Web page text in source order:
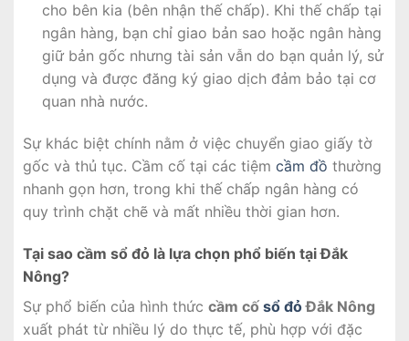
cho bên kia (bên nhận thế chấp). Khi thế chấp tại
ngân hàng, bạn chỉ giao bản sao hoặc ngân hàng
giữ bản gốc nhưng tài sản vẫn do bạn quản lý, sử
dụng và được đăng ký giao dịch đảm bảo tại cơ
quan nhà nước.
Sự khác biệt chính nằm ở việc chuyển giao giấy tờ
gốc và thủ tục. Cầm cố tại các tiệm cầm đồ thường
nhanh gọn hơn, trong khi thế chấp ngân hàng có
quy trình chặt chẽ và mất nhiều thời gian hơn.
Tại sao cầm sổ đỏ là lựa chọn phổ biến tại Đắk
Nông?
Sự phổ biến của hình thức cầm cố sổ đỏĐắk Nông
xuất phát từ nhiều lý do thực tế, phù hợp với đặc